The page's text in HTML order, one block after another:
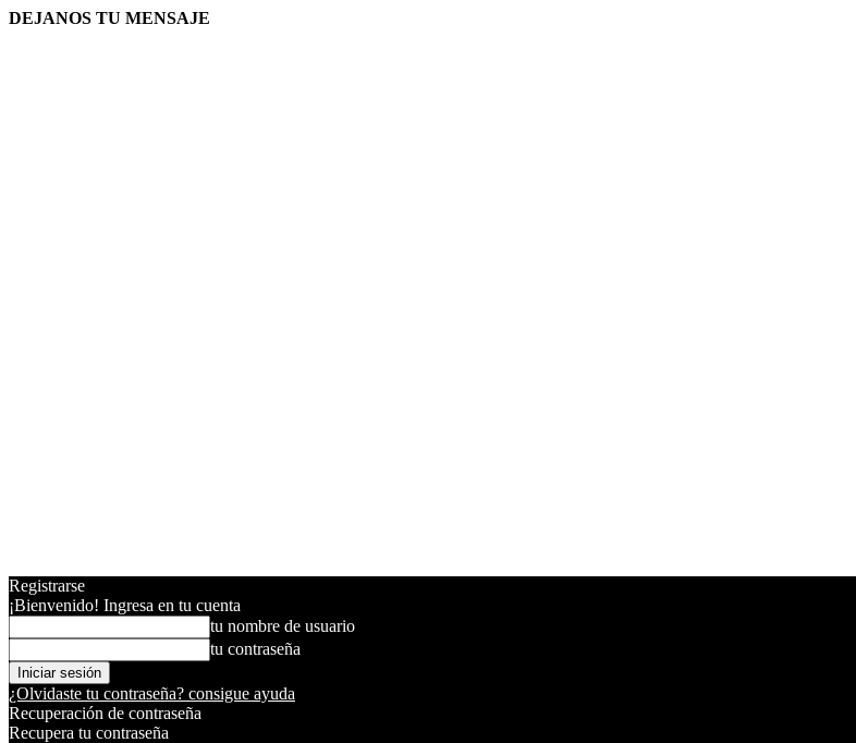
DEJANOS TU MENSAJE
Registrarse
¡Bienvenido! Ingresa en tu cuenta
tu nombre de usuario
tu contraseña
¿Olvidaste tu contraseña? consigue ayuda
Recuperación de contraseña
Recupera tu contraseña